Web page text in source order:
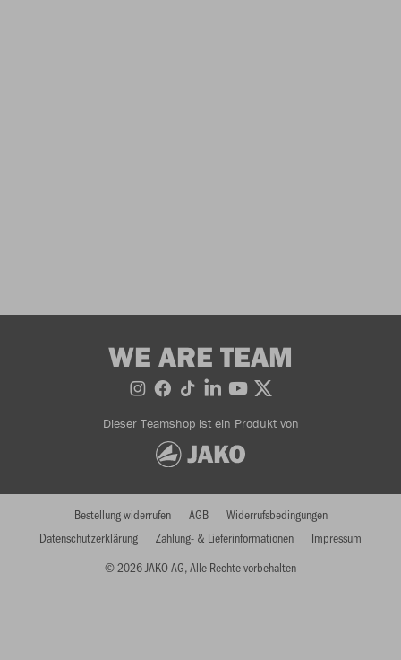
WE ARE TEAM
Dieser Teamshop ist ein Produkt von
© 2026 JAKO AG, Alle Rechte vorbehalten
Bestellung widerrufen AGB
Widerrufsbedingungen
Datenschutzerklärung
Zahlung- & Lieferinformationen Impressum